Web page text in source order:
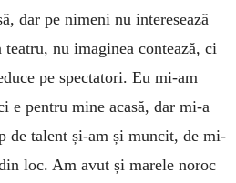
dar pe nimeni nu interesează
nu imaginea contează, ci
pe spectatori. Eu mi-am
e pentru mine acasă, dar mi-a
de talent și-am și muncit, de mi-
loc. Am avut și marele noroc